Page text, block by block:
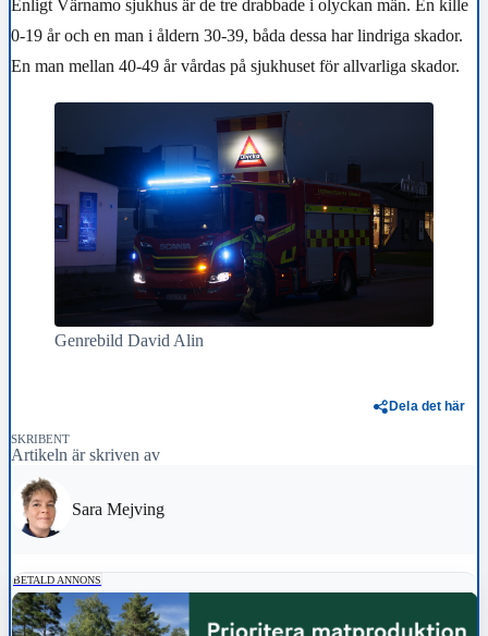
Enligt Värnamo sjukhus är de tre drabbade i olyckan män. En kille
0-19 år och en man i åldern 30-39, båda dessa har lindriga skador.
En man mellan 40-49 år vårdas på sjukhuset för allvarliga skador.
Genrebild David Alin
Dela det här
SKRIBENT
Artikeln är skriven av
Sara Mejving
BETALD ANNONS